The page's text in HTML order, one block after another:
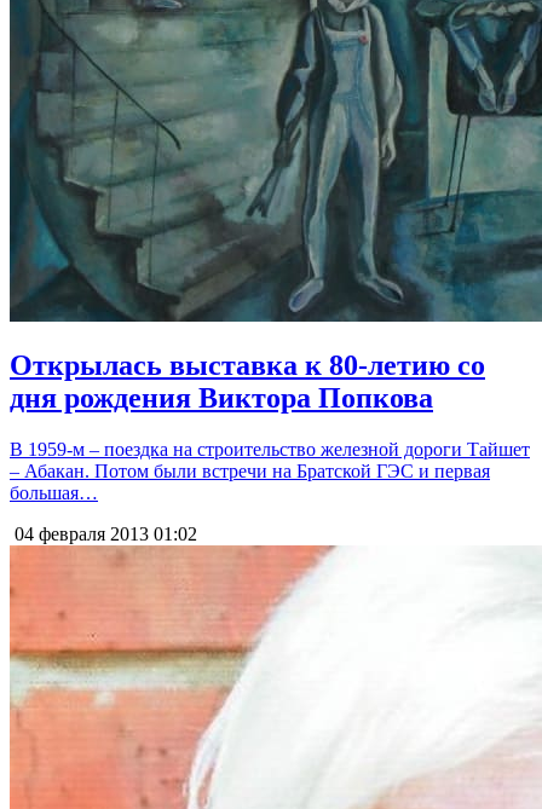
Открылась выставка к 80-летию со
дня рождения Виктора Попкова
В 1959-м – поездка на строительство железной дороги Тайшет
– Абакан. Потом были встречи на Братской ГЭС и первая
большая…
04 февраля 2013 01:02